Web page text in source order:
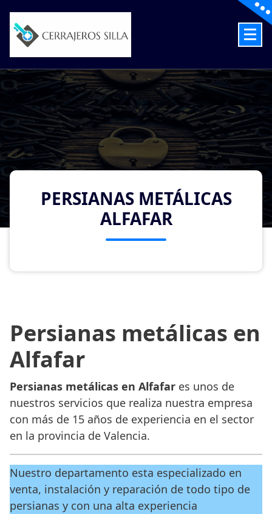
content
PERSIANAS METÁLICAS
ALFAFAR
Persianas metálicas en
Alfafar
Persianas metálicas en Alfafar es unos de
nuestros servicios que realiza nuestra empresa
con más de 15 años de experiencia en el sector
en la provincia de Valencia.
Nuestro departamento esta especializado en
venta, instalación y reparación de todo tipo de
persianas y con una alta experiencia